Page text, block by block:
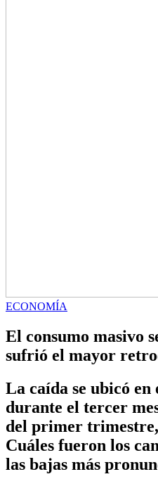
ECONOMÍA
El consumo masivo
sufrió el mayor
La caída se ubicó
durante el tercer
del primer
Cuáles fueron los
las bajas más